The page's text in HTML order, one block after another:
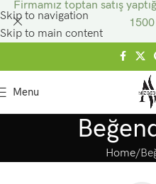
Skip to navigation
Skip to main content
Menu
Home
Firmamız toptan satış